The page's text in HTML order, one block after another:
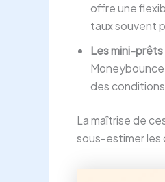
offre une
taux souvent
Les mini-prêts
des
La maîtrise de
sous-estimer les